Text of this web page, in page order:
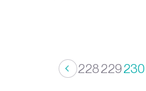
228229230